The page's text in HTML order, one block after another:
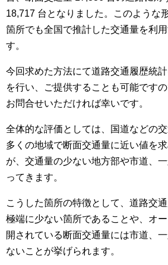
18,717 台となりました。このような
箇所でも全国で推計した交通量を利
す。
今回求めた方法にて道路交通履歴統
を行い、ご提供することも可能です
お問合せいただければ幸いです。
全体的な評価としては、国道などの
多くの地域で断面交通量に近い値を
が、交通量の少ない地方部や市道、
ってきます。
こうした箇所の特徴として、道路交
極端に少ない箇所であることや、オ
開されている断面交通量には市道、
ないことが挙げられます。